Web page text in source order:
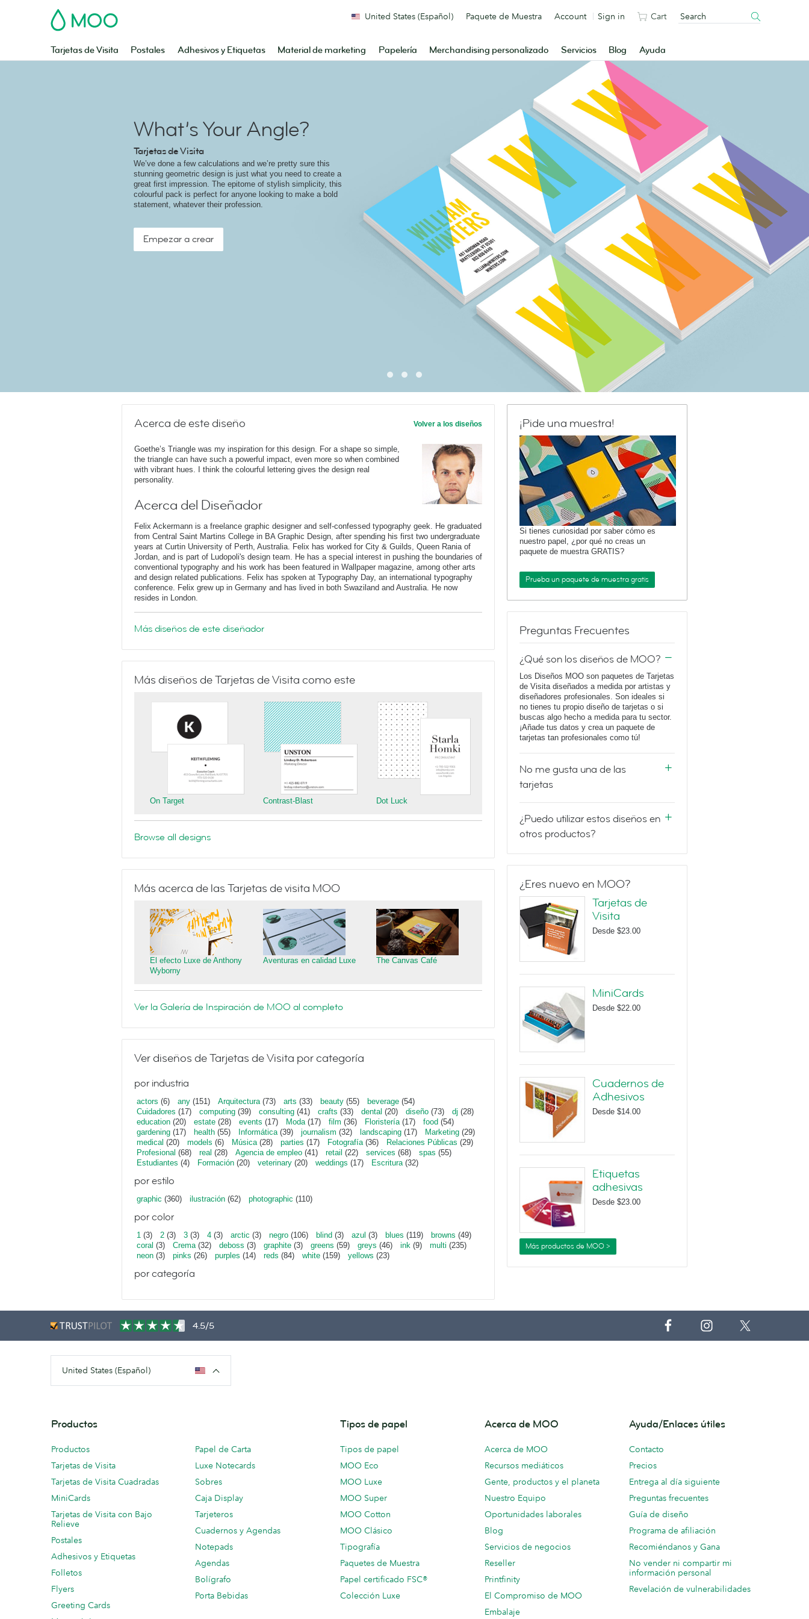
MOO
Tarjetas de Visita Postales Adhesivos y Etiquetas Material de marketing Papelería Merchandising personalizado Servicios Blog Ayuda
United States (Español) Paquete de Muestra Account Sign in Cart
What’s Your Angle?
Tarjetas de Visita
We’ve done a few calculations and we’re pretty sure this
stunning geometric design is just what you need to create a
great first impression. The epitome of stylish simplicity, this
colourful pack is perfect for anyone looking to make a bold
statement, whatever their profession.
Empezar a crear
Acerca de este diseño Volver a los diseños
Goethe’s Triangle was my inspiration for this design. For a shape so simple,
the triangle can have such a powerful impact, even more so when combined
with vibrant hues. I think the colourful lettering gives the design real
personality.
Acerca del Diseñador
Felix Ackermann is a freelance graphic designer and self-confessed typography geek. He graduated
from Central Saint Martins College in BA Graphic Design, after spending his first two undergraduate
years at Curtin University of Perth, Australia. Felix has worked for City & Guilds, Queen Rania of
Jordan, and is part of Ludopoli's design team. He has a special interest in pushing the boundaries of
conventional typography and his work has been featured in Wallpaper magazine, among other arts
and design related publications. Felix has spoken at Typography Day, an international typography
conference. Felix grew up in Germany and has lived in both Swaziland and Australia. He now
resides in London.
Más diseños de este diseñador
Más diseños de Tarjetas de Visita como este
On Target Contrast-Blast Dot Luck
Browse all designs
Más acerca de las Tarjetas de visita MOO
El efecto Luxe de Anthony
Wyborny
Aventuras en calidad Luxe The Canvas Café
Ver la Galería de Inspiración de MOO al completo
Ver diseños de Tarjetas de Visita por categoría
por industria
actors (6) any (151) Arquitectura(73) arts (33) beauty (55) beverage (54)
Cuidadores (17) computing (39) consulting (41) crafts (33) dental (20) diseño (73) dj (28)
education (20) estate (28) events (17) Moda(17) film (36) Floristería(17) food (54)
gardening (17) health (55) Informática(39) journalism (32) landscaping (17) Marketing (29)
medical (20) models (6) Música(28) parties (17) Fotografía(36) Relaciones Públicas (29)
Profesional (68) real (28) Agencia de empleo (41) retail (22) services (68) spas (55)
Estudiantes (4) Formación (20) veterinary (20) weddings (17) Escritura(32)
por estilo
graphic (360) ilustración (62) photographic (110)
por color
1 (3) 2 (3) 3 (3) 4 (3) arctic (3) negro (106) blind (3) azul (3) blues (119) browns (49)
coral (3) Crema(32) deboss (3) graphite (3) greens (59) greys (46) ink (9) multi (235)
neon (3) pinks (26) purples (14) reds (84) white (159) yellows (23)
por categoría
¡Pide una muestra!
Si tienes curiosidad por saber cómo es
nuestro papel, ¿por qué no creas un
paquete de muestra GRATIS?
Prueba un paquete de muestra gratis
Preguntas Frecuentes
¿Qué son los diseños de MOO?
Los Diseños MOO son paquetes de Tarjetas
de Visita diseñados a medida por artistas y
diseñadores profesionales. Son ideales si
no tienes tu propio diseño de tarjetas o si
buscas algo hecho a medida para tu sector.
¡Añade tus datos y crea un paquete de
tarjetas tan profesionales como tú!
No me gusta una de las
tarjetas
¿Puedo utilizar estos diseños en
otros productos?
¿Eres nuevo en MOO?
Tarjetas de
Visita
Desde $23.00
MiniCards
Desde $22.00
Cuadernos de
Adhesivos
Desde $14.00
Etiquetas
adhesivas
Desde $23.00
Más productos de MOO >
4.5/5
United States (Español)
Productos
Productos
Tarjetas de Visita
Tarjetas de Visita Cuadradas
MiniCards
Tarjetas de Visita con Bajo
Relieve
Postales
Adhesivos y Etiquetas
Folletos
Flyers
Greeting Cards
Papel de Carta
Luxe Notecards
Sobres
Caja Display
Tarjeteros
Cuadernos y Agendas
Notepads
Agendas
Bolígrafo
Porta Bebidas
Tipos de papel
Tipos de papel
MOO Eco
MOO Luxe
MOO Super
MOO Cotton
MOO Clásico
Tipografía
Paquetes de Muestra
Papel certificado FSC®
Colección Luxe
Acerca de MOO
Acerca de MOO
Recursos mediáticos
Gente, productos y el planeta
Nuestro Equipo
Oportunidades laborales
Blog
Servicios de negocios
Reseller
Printfinity
El Compromiso de MOO
Embalaje
Ayuda/Enlaces útiles
Contacto
Precios
Entrega al día siguiente
Preguntas frecuentes
Guía de diseño
Programa de afiliación
Recomiéndanos y Gana
No vender ni compartir mi
información personal
Revelación de vulnerabilidades